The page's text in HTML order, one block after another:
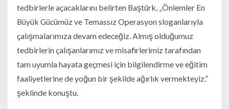
tedbirlerle açacaklarını belirten Baştürk, „Önlemler En
Büyük Gücümüz ve Temassız Operasyon sloganlarıyla
çalışmalarımıza devam edeceğiz. Almış olduğumuz
tedbirlerin çalışanlarımız ve misafirlerimiz tarafından
tam uyumla hayata geçmesi için bilgilendirme ve eğitim
faaliyetlerine de yoğun bir şekilde ağırlık vermekteyiz.”
şeklinde konuştu.